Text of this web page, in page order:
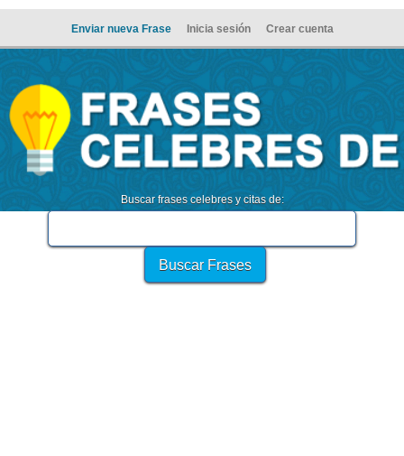
Enviar nueva Frase Inicia sesión Crear cuenta
Buscar frases celebres y citas de: